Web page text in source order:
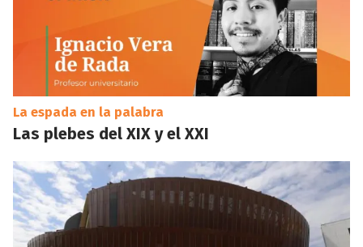
La espada en la palabra
Las plebes del XIX y el XXI